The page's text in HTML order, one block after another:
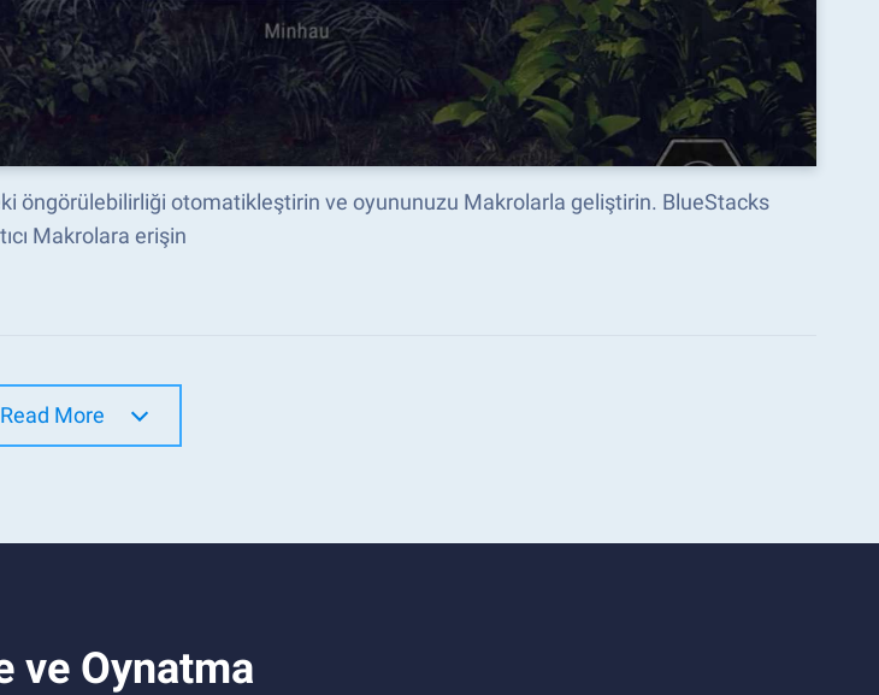
öngörülebilirliği otomatikleştirin ve oyununuzu Makrolarla geliştirin. BlueStacks
Makrolara erişin
Read More
ve Oynatma